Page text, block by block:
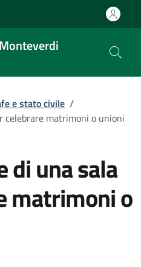
e stato civile /
celebrare matrimoni o unioni
di una sala
matrimoni o